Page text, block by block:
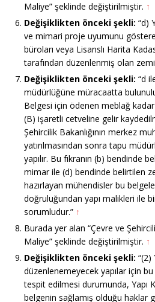
Maliye” şeklinde değiştirilmiştir. ↑
Değişiklikten önceki şekli: “d)
ve mimari proje uyumunu
büroları veya Lisanslı Harita
tarafından düzenlenmiş olan
Değişiklikten önceki şekli: “d
müdürlüğüne müracaatta
Belgesi için ödenen meblağ
(B) işaretli cetveline gelir
Şehircilik Bakanlığının merkez
yatırılmasından sonra tapu
yapılır. Bu fıkranın (b) bendinde
mimar ile (d) bendinde belirtilen
hazırlayan mühendisler bu
doğruluğundan yapı malikleri ile
sorumludur.” ↑
Burada yer alan “Çevre ve
Maliye” şeklinde değiştirilmiştir. ↑
Değişiklikten önceki şekli: “(2)
düzenlenemeyecek yapılar için
tespit edilmesi durumunda, Yapı
belgenin sağlamış olduğu haklar